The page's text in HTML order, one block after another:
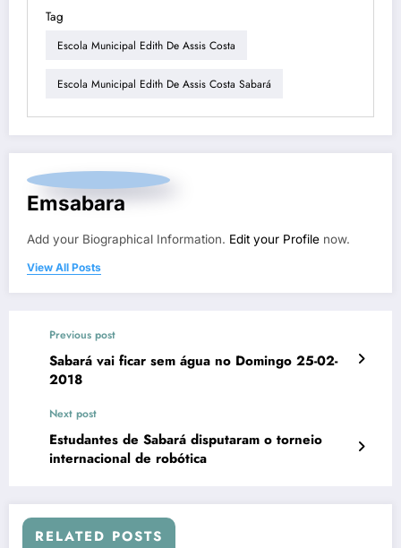
Tag
Escola Municipal Edith De Assis Costa
Escola Municipal Edith De Assis Costa Sabará
Emsabara
Add your Biographical Information. Edit your Profile now.
View All Posts
Previous post
Sabará vai ficar sem água no Domingo 25-02-
2018
Next post
Estudantes de Sabará disputaram o torneio
internacional de robótica
RELATED POSTS